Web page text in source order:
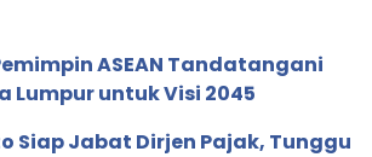
ASEAN Tandatangani
Lumpur untuk Visi 2045
Siap Jabat Dirjen Pajak, Tunggu